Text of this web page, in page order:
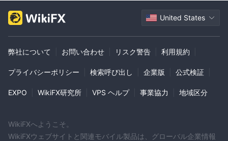
United States
弊社について お問い合わせ リスク警告 利用規約
プライバシーポリシー 検索呼び出し 企業版 公式検証
EXPO WikiFX研究所 VPS ヘルプ 事業協力 地域区分
WikiFXへようこそ。
WikiFXウェブサイトと関連モバイル製品は、グローバル企業情報